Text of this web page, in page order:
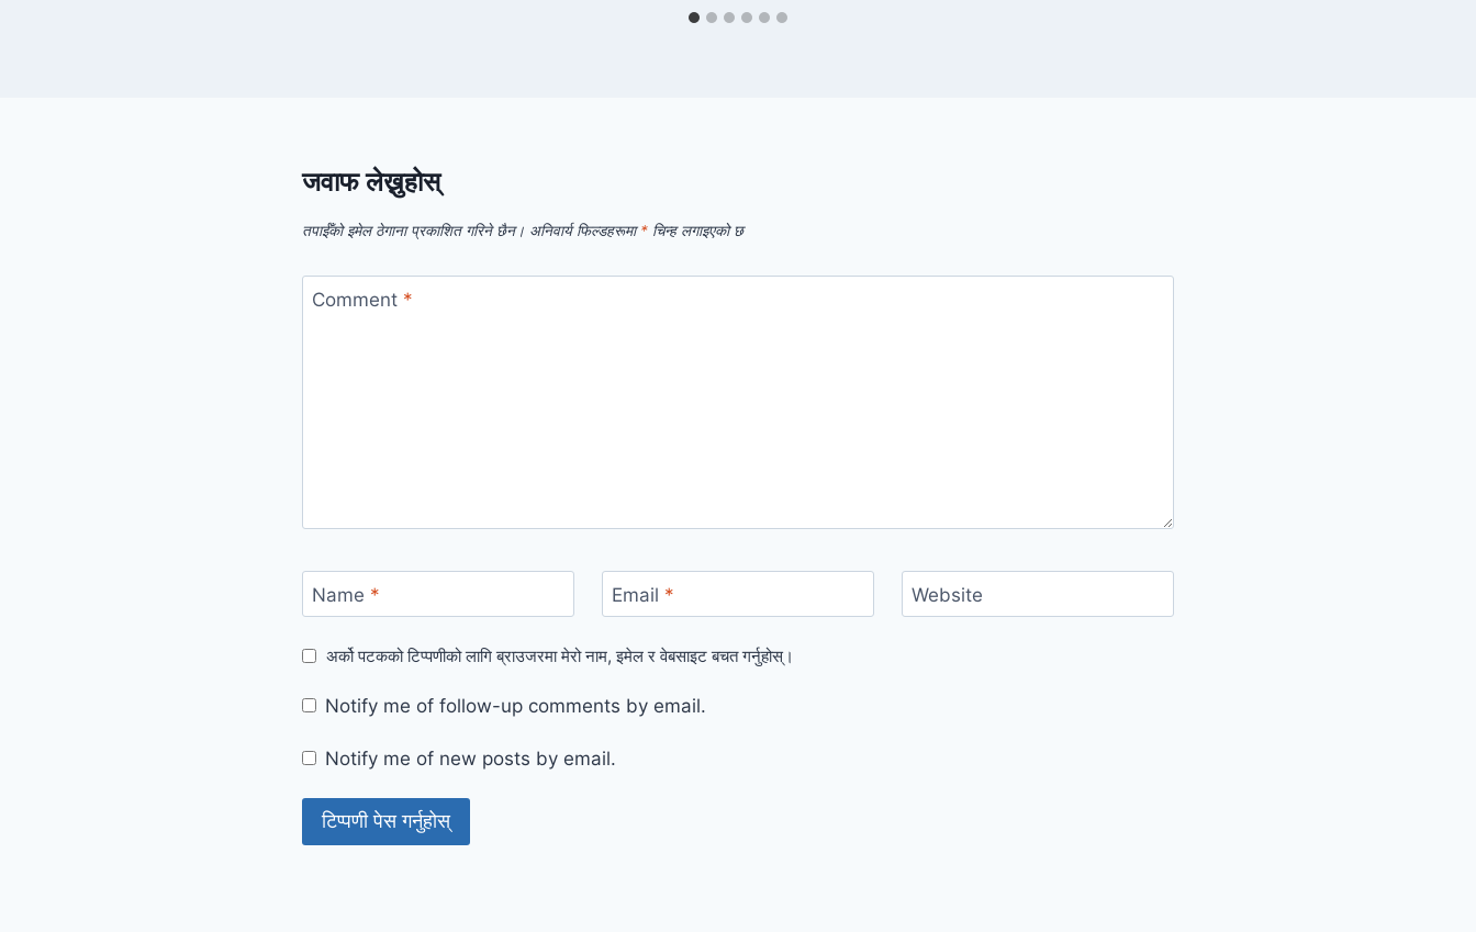
जवाफ लेख्नुहोस्
तपाईँको इमेल ठेगाना प्रकाशित गरिने छैन। अनिवार्य फिल्डहरूमा* चिन्ह लगाइएको छ
Comment *
Name * Email * Website
अर्को पटकको टिप्पणीको लागि ब्राउजरमा मेरो नाम, इमेल र वेबसाइट बचत गर्नुहोस्।
Notify me of follow-up comments by email.
Notify me of new posts by email.